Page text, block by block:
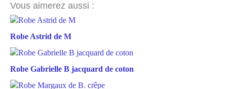
Vous aimerez aussi :
Robe Astrid de M
Robe Gabrielle B jacquard de coton